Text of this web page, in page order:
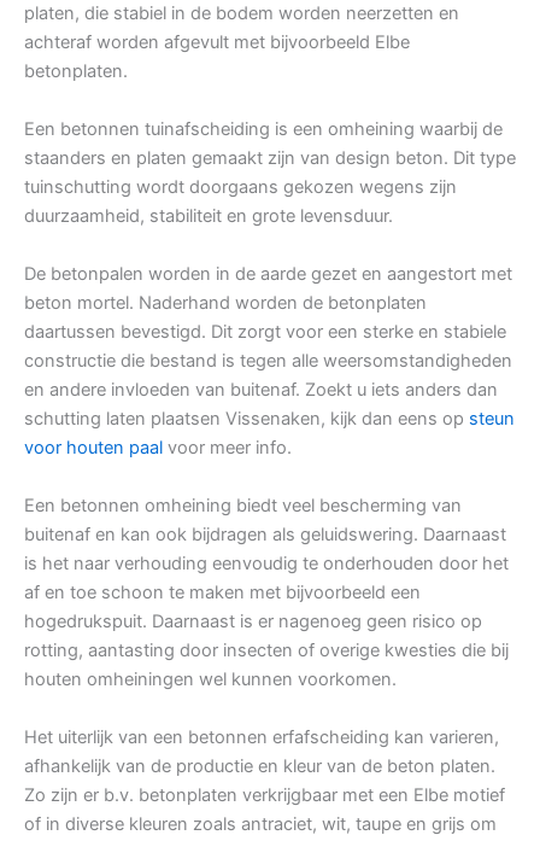
platen, die stabiel in de bodem worden neerzetten en
achteraf worden afgevult met bijvoorbeeld Elbe
betonplaten.
Een betonnen tuinafscheiding is een omheining waarbij de
staanders en platen gemaakt zijn van design beton. Dit type
tuinschutting wordt doorgaans gekozen wegens zijn
duurzaamheid, stabiliteit en grote levensduur.
De betonpalen worden in de aarde gezet en aangestort met
beton mortel. Naderhand worden de betonplaten
daartussen bevestigd. Dit zorgt voor een sterke en stabiele
constructie die bestand is tegen alle weersomstandigheden
en andere invloeden van buitenaf. Zoekt u iets anders dan
schutting laten plaatsen Vissenaken, kijk dan eens op steun
voor houten paal voor meer info.
Een betonnen omheining biedt veel bescherming van
buitenaf en kan ook bijdragen als geluidswering. Daarnaast
is het naar verhouding eenvoudig te onderhouden door het
af en toe schoon te maken met bijvoorbeeld een
hogedrukspuit. Daarnaast is er nagenoeg geen risico op
rotting, aantasting door insecten of overige kwesties die bij
houten omheiningen wel kunnen voorkomen.
Het uiterlijk van een betonnen erfafscheiding kan varieren,
afhankelijk van de productie en kleur van de beton platen.
Zo zijn er b.v. betonplaten verkrijgbaar met een Elbe motief
of in diverse kleuren zoals antraciet, wit, taupe en grijs om